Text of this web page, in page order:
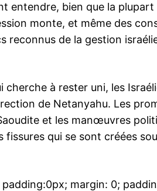
de
À propos
Nous
entendre, bien que la plupart
monte, et même des
reconnus de la gestion
cherche à rester uni, les
de Netanyahu. Les
et les manœuvres
qui se sont créées
margin: 0;